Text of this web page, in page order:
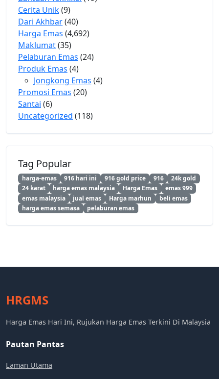
Cerita Unik(9)
Dari Akhbar(40)
Harga Emas (4,692)
Maklumat(35)
Pelaburan Emas (24)
Produk Emas (4)
Jongkong Emas (4)
Promosi Emas (20)
Santai (6)
Uncategorized (118)
Tag Popular
harga-emas 916 hari ini 916 gold price 916
24k gold
24 karat
harga emas malaysia Harga Emas
emas 999
emas malaysia
jual emas Harga marhun
beli emas
harga emas semasa
pelaburan emas
HRGMS
Harga Emas Hari Ini, Rujukan Harga Emas Terkini Di Malaysia
Pautan Pantas
Laman Utama